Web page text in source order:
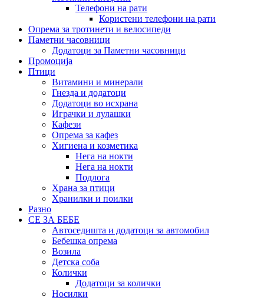
Телефони на рати
Користени телефони на рати
Опрема за тротинети и велосипеди
Паметни часовници
Додатоци за Паметни часовници
Промоција
Птици
Витамини и минерали
Гнезда и додатоци
Додатоци во исхрана
Играчки и лулашки
Кафези
Опрема за кафез
Хигиена и козметика
Нега на нокти
Нега на нокти
Подлога
Храна за птици
Хранилки и поилки
Разно
СЕ ЗА БЕБЕ
Автоседишта и додатоци за автомобил
Бебешка опрема
Возила
Детска соба
Колички
Додатоци за колички
Носилки